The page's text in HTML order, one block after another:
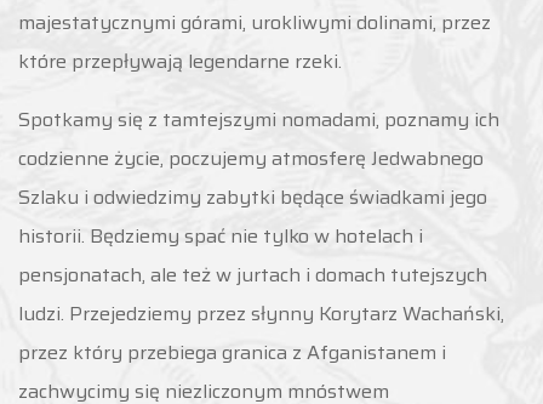
majestatycznymi górami, urokliwymi dolinami, przez
które przepływają legendarne rzeki.
Spotkamy się z tamtejszymi nomadami, poznamy ich
codzienne życie, poczujemy atmosferę Jedwabnego
Szlaku i odwiedzimy zabytki będące świadkami jego
historii. Będziemy spać nie tylko w hotelach i
pensjonatach, ale też w jurtach i domach tutejszych
ludzi. Przejedziemy przez słynny Korytarz Wachański,
przez który przebiega granica z Afganistanem i
zachwycimy się niezliczonym mnóstwem